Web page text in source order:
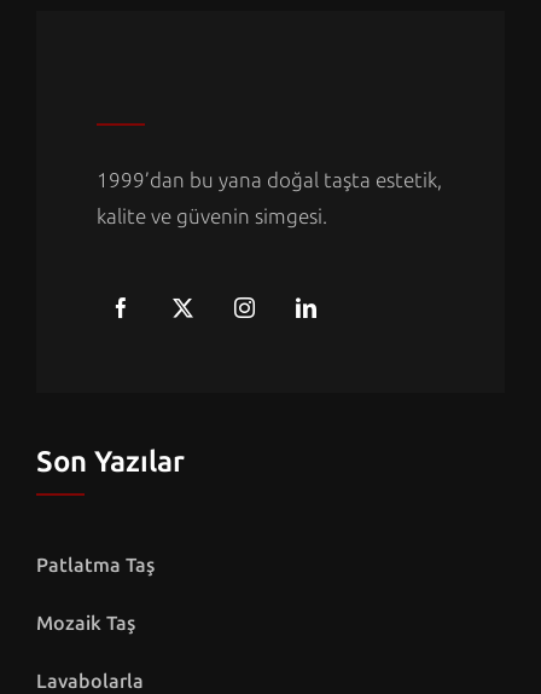
1999’dan bu yana doğal taşta estetik,
kalite ve güvenin simgesi.
Son Yazılar
Patlatma Taş
Mozaik Taş
Lavabolarla